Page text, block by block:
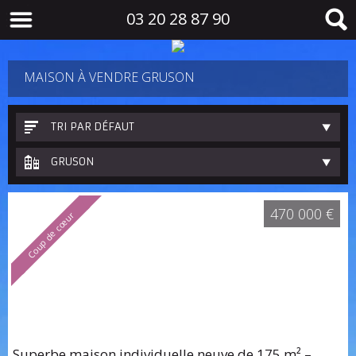
03 20 28 87 90
MAISON À VENDRE GRUSON
TRI PAR DÉFAUT
GRUSON
Coup de cœur 470 000 €